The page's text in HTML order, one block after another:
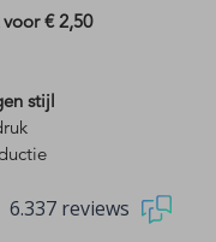
voor€ 2,50
stijl
6.337 reviews